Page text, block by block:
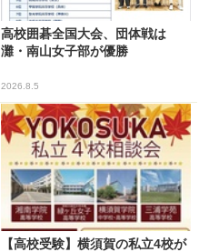
高校囲碁全国大会、団体戦は
灘・南山女子部が優勝
2026.8.5
【高校受験】横須賀の私立4校が